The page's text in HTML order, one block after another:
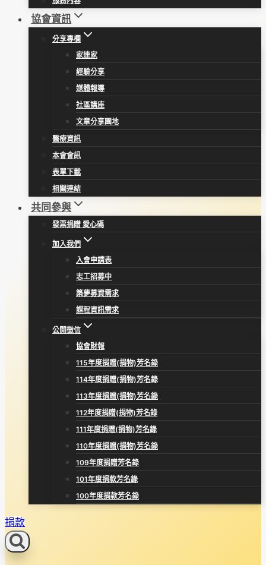
協會資訊
分享專欄
家連家
經驗分享
媒體報導
社區講座
文章分享園地
醫療資訊
本會會訊
表單下載
相關連結
共同參與
發票捐贈 愛心碼
加入我們
入會申請表
志工招募中
築夢募資需求
課程資訊需求
公開徵信
協會財報
115年度捐贈(捐物)芳名錄
114年度捐贈(捐物)芳名錄
113年度捐贈(捐物)芳名錄
112年度捐贈(捐物)芳名錄
111年度捐贈(捐物)芳名錄
110年度捐贈(捐物)芳名錄
109年度捐贈芳名錄
101年度捐款芳名錄
100年度捐款芳名錄
捐款